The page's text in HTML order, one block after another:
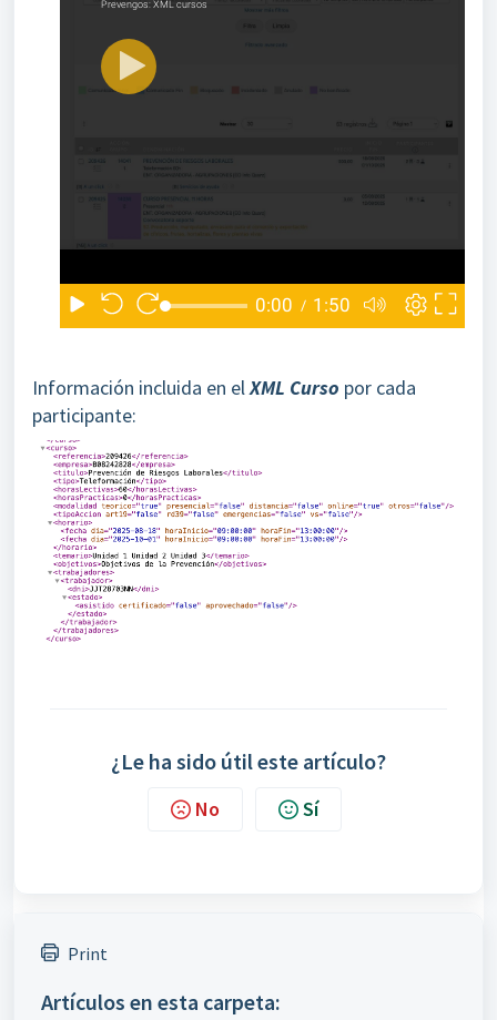
Información incluida en el XML Curso por cada
participante:
¿Le ha sido útil este artículo?
No Sí
Print
Artículos en esta carpeta: